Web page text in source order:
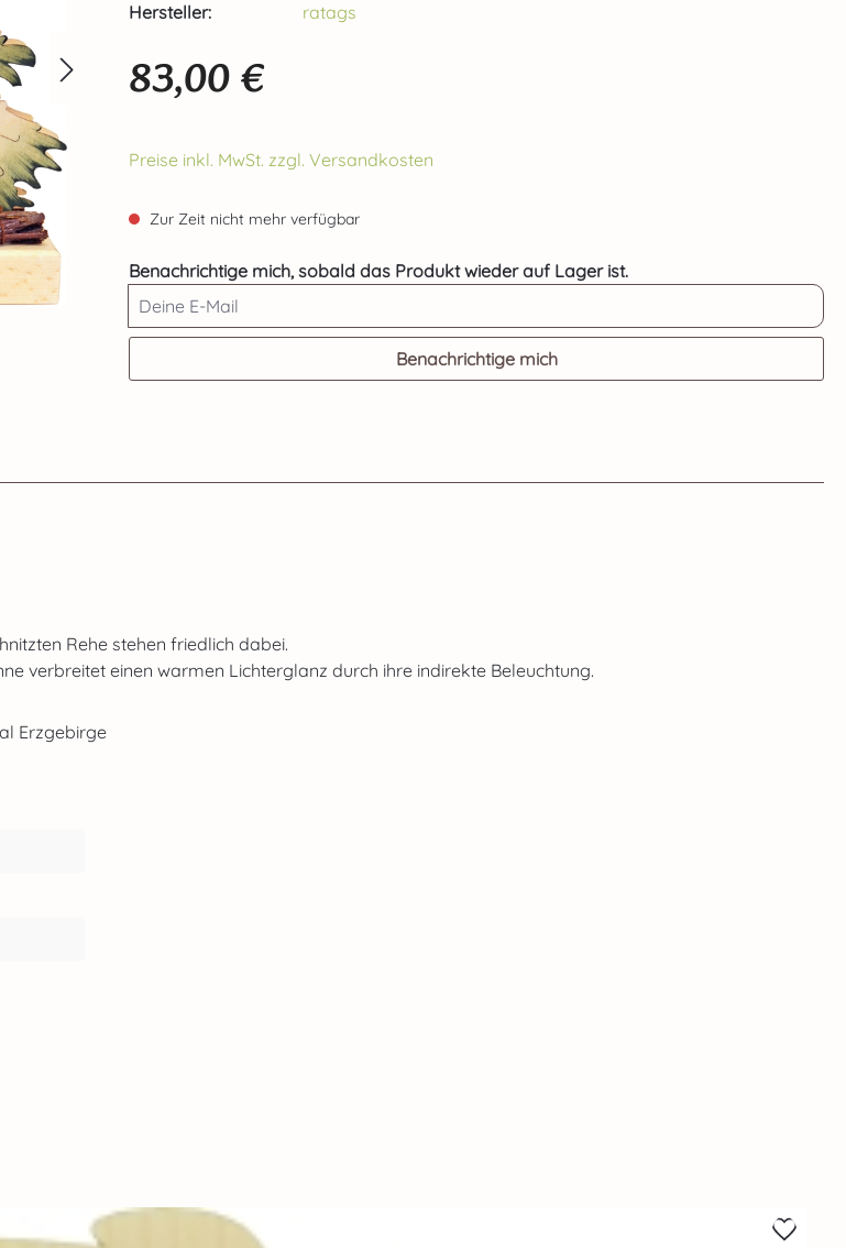
Hersteller:
ratags
Regulärer Preis:
83,00 €
Preise inkl. MwSt. zzgl. Versandkosten
Zur Zeit nicht mehr verfügbar
Benachrichtige mich, sobald das Produkt wieder auf Lager ist.
Deine E-Mail
Benachrichtige mich
Rehe stehen friedlich dabei.
verbreitet einen warmen Lichterglanz durch ihre indirekte Beleuchtung.
Erzgebirge